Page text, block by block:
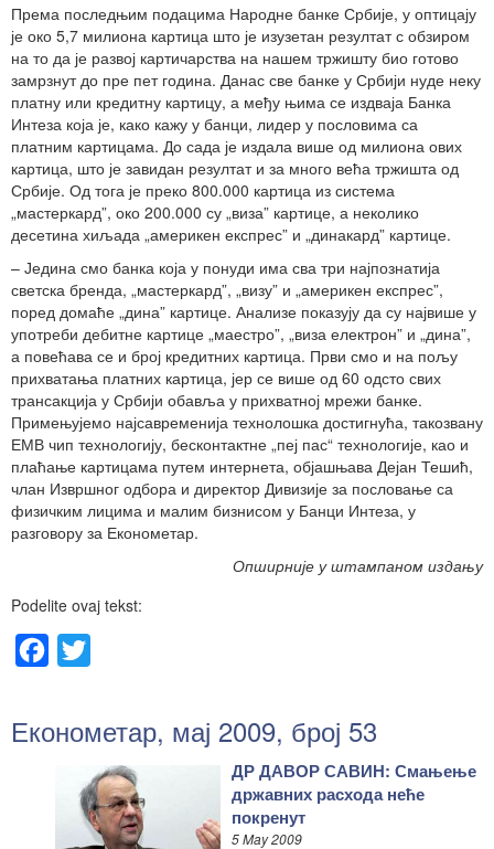
Према последњим подацима Народне банке Србије, у оптицају
је око 5,7 милиона картица што је изузетан резултат с обзиром
на то да је развој картичарства на нашем тржишту био готово
замрзнут до пре пет година. Данас све банке у Србији нуде неку
платну или кредитну картицу, а међу њима се издваја Банка
Интеза која је, како кажу у банци, лидер у пословима са
платним картицама. До сада је издала више од милиона ових
картица, што је завидан резултат и за много већа тржишта од
Србије. Од тога је преко 800.000 картица из система
„мастеркард”, око 200.000 су „виза” картице, а неколико
десетина хиљада „америкен експрес” и „динакард” картице.
– Једина смо банка која у понуди има сва три најпознатија
светска бренда, „мастеркард”, „визу” и „америкен експрес”,
поред домаће „дина” картице. Анализе показују да су највише у
употреби дебитне картице „маестро”, „виза електрон” и „дина”,
а повећава се и број кредитних картица. Први смо и на пољу
прихватања платних картица, јер се више од 60 одсто свих
трансакција у Србији обавља у прихватној мрежи банке.
Примењујемо најсавременија технолошка достигнућа, такозвану
ЕМВ чип технологију, бесконтактне „пеј пас“ технологије, као и
плаћање картицама путем интернета, објашњава Дејан Тешић,
члан Извршног одбора и директор Дивизије за пословање са
физичким лицима и малим бизнисом у Банци Интеза, у
разговору за Економетар.
Опширније у штампаном издању
Podelite ovaj tekst:
Facebook
Економетар, мај 2009, број 53
ДР ДАВОР САВИН: Смањење
државних расхода неће
покренут
5 May 2009